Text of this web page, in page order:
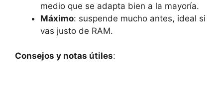
medio que se adapta bien a la mayoría.
Máximo: suspende mucho antes, ideal si
vas justo de RAM.
Consejos y notas útiles: